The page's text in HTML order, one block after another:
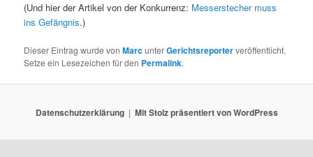
(Und hier der Artikel von der Konkurrenz: Messerstecher muss
ins Gefängnis.)
Dieser Eintrag wurde vonMarcunterGerichtsreporterveröffentlicht.
Setze ein Lesezeichen für den Permalink.
Datenschutzerklärung Mit Stolz präsentiert von WordPress